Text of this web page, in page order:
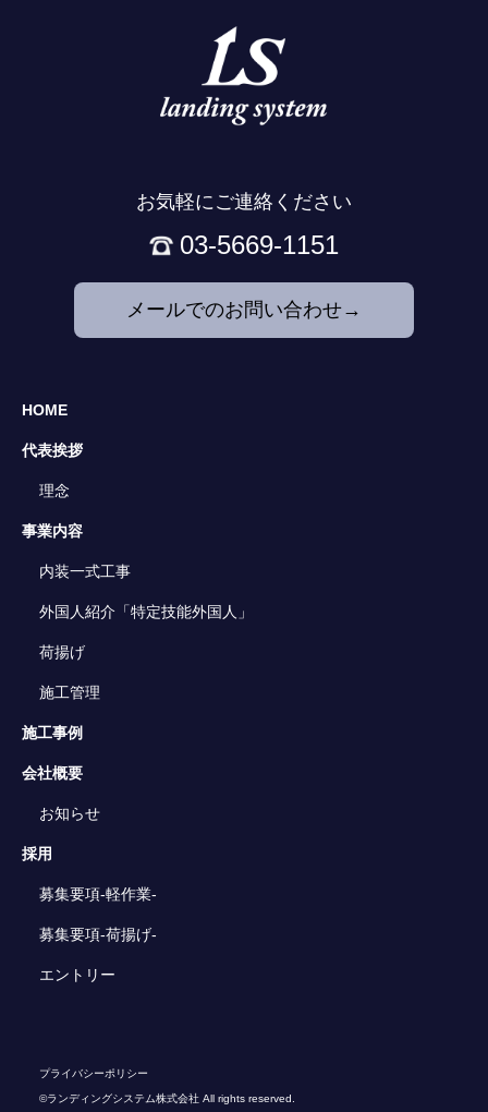
お気軽にご連絡ください
03-5669-1151
メールでのお問い合わせ→
HOME
代表挨拶
理念
事業内容
内装一式工事
外国人紹介 「特定技能外国人」
荷揚げ
施工管理
施工事例
会社概要
お知らせ
採用
募集要項-軽作業-
募集要項-荷揚げ-
エントリー
プライバシーポリシー
©ランディングシステム株式会社 All rights reserved.